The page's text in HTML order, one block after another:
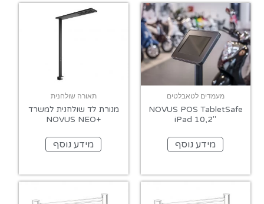
מעמדים לטאבלטים
NOVUS POS TabletSafe
iPad 10,2″
מידע נוסף
תאורה שולחנית
מנורת לד שולחנית למשרד
+NOVUS NEO
מידע נוסף